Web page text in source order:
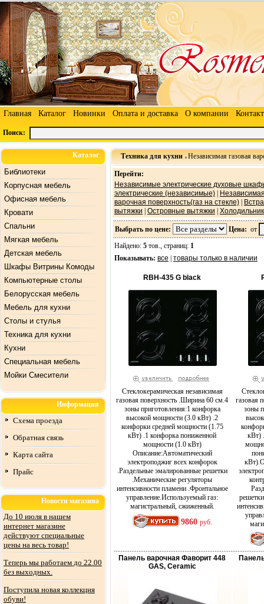
Главная Каталог Новинки Оплата и доставка О компании
Поиск:
Каталог
Библиотеки
Корпусная мебель
Офисная мебель
Кровати
Спальни
Мягкая мебель
Детская мебель
Шкафы Витрины Комоды
Компьютерные столы
Белорусская мебель
Мебель для кухни
Столы и стулья
Техника для кухни
Кухни
Специальная мебель
Mойки Смесители
Информация
Схема проезда
Обратная связь
Карта сайта
Прайс
Новости магазина
До 10 июля в нашем
интернет магазине
действуют специальные
цены на весь товар!
Теперь мы работаем до 22.00
без выходных.
Поступила новая коллекция
обуви!
Техника для кухни Независимая газовая
Перейти:
Независимые электрические духовые
электрические (независимые)
варочная поверхность(газ на стекле)
вытяжки
Островные вытяжки
Выбрать по цене: Цена: от
Найдено: 5 тов., страниц: 1
Показывать: все товары только в наличии
RBH-435 G black
Стеклокерамическая независимая
газовая поверхность .Ширина 60 см.4
зоны приготовления:1 конфорка
высокой мощности (3.0 кВт) .2
конфорки средней мощности (1.75
кВт) .1 конфорка пониженной
мощности (1.0 кВт)
Описание:Автоматический
электроподжиг всех конфорок
.Раздельные эмалированные решетки
.Механические регуляторы
интенсивности пламени .Фронтальное
управление.Используемый газ:
магистральный, сжиженный.
9860руб.
газовая
зоны
кВт)
Панель варочная Фаворит 448
GAS, Ceramic